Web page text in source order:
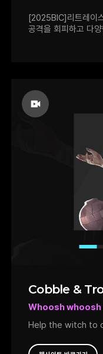
단순히 적의 배후로
액션이 전부가 아닌
받아 퍼즐 등 기믹을
[2025BIC]리트레이
공격을 회피하고 다
자부하시는 분, 취향
한번 고민해 보세요.
Cobble &
Whoosh
Help the witch to